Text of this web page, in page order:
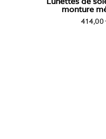
Lunettes de
monture
414,00